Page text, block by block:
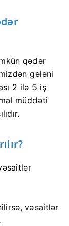
qədər
gələni
2 ilə 5 iş
müddəti
vəsaitlər